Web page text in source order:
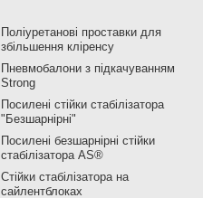
Поліуретанові проставки для
збільшення кліренсу
Пневмобалони з підкачуванням
Strong
Посилені стійки стабілізатора
"Безшарнірні"
Посилені безшарнірні стійки
стабілізатора AS®
Стійки стабілізатора на
сайлентблоках